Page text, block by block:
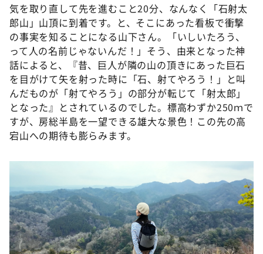
気を取り直して先を進むこと20分、なんなく「石射太
郎山」山頂に到着です。と、そこにあった看板で衝撃
の事実を知ることになる山下さん。「いしいたろう、
って人の名前じゃないんだ！」そう、由来となった神
話によると、『昔、巨人が隣の山の頂きにあった巨石
を目がけて矢を射った時に「石、射てやろう！」と叫
んだものが「射てやろう」の部分が転じて「射太郎」
となった』とされているのでした。標高わずか250ｍで
すが、房総半島を一望できる雄大な景色！この先の高
宕山への期待も膨らみます。